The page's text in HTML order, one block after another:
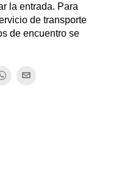
la entrada. Para
de transporte
de encuentro se